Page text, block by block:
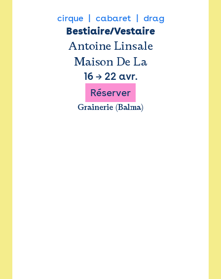
cirque cabaret drag
Bestiaire/Vestaire
Antoine Linsale
Maison De La
16→ 22 avr.
Réserver
Grainerie (Balma)